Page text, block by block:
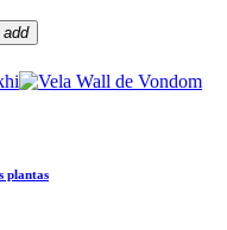
add
plantas